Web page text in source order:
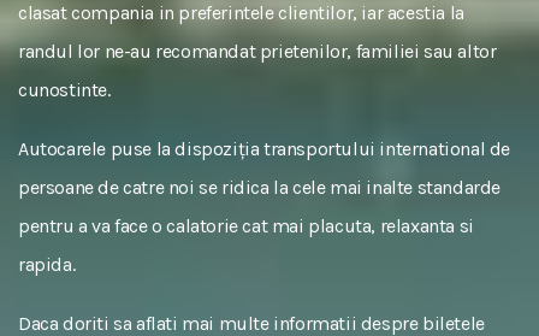
clasat compania in preferintele clientilor, iar acestia la
randul lor ne-au recomandat prietenilor, familiei sau altor
cunostinte.
Autocarele puse la dispoziția transportului international de
persoane de catre noi se ridica la cele mai inalte standarde
pentru a va face o calatorie cat mai placuta, relaxanta si
rapida.
Daca doriti sa aflati mai multe informatii despre biletele